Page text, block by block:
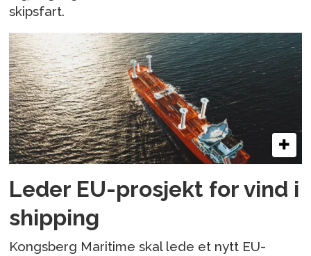
skipsfart.
Leder EU-prosjekt for vind i
shipping
Kongsberg Maritime skal lede et nytt EU-